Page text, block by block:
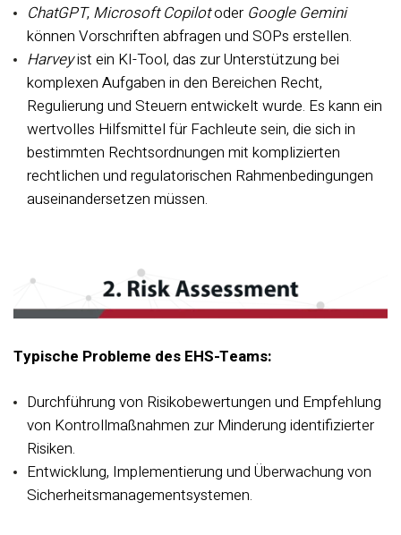
ChatGPT, Microsoft Copilotoder Google Gemini
können Vorschriften abfragen und SOPs erstellen.
Harveyist ein KI-Tool, das zur Unterstützung bei
komplexen Aufgaben in den Bereichen Recht,
Regulierung und Steuern entwickelt wurde. Es kann ein
wertvolles Hilfsmittel für Fachleute sein, die sich in
bestimmten Rechtsordnungen mit komplizierten
rechtlichen und regulatorischen Rahmenbedingungen
auseinandersetzen müssen.
Typische Probleme des EHS-Teams:
Durchführung von Risikobewertungen und Empfehlung
von Kontrollmaßnahmen zur Minderung identifizierter
Risiken.
Entwicklung, Implementierung und Überwachung von
Sicherheitsmanagementsystemen.